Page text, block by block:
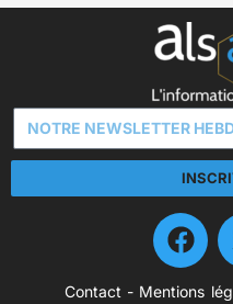
Contact - Mentions